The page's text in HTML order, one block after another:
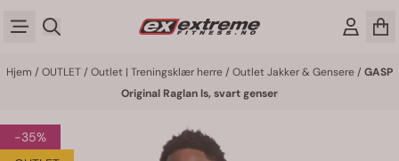
Hopp til innhold
Hjem / OUTLET / Outlet | Treningsklær herre/ Outlet Jakker & Gensere/ GASP
Original Raglan ls, svart genser
-35%